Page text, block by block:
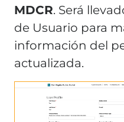
MDCR. Será
de Usuario para
información del
actualizada.